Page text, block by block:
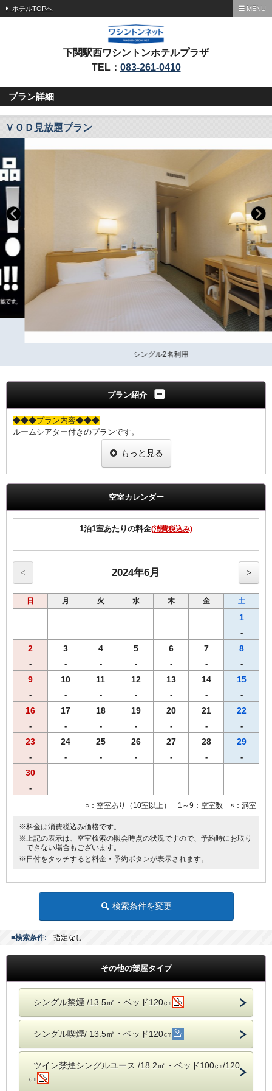
ホテルTOPへ MENU
下関駅西ワシントンホテルプラザ
TEL： 083-261-0410
プラン詳細
ＶＯＤ見放題プラン
シングル2名利用
プラン紹介
◆◆◆プラン内容◆◆◆
ルームシアター付きのプランです。
◎見たい時に視聴ができる！
◎早送り・巻き戻し可能！
※領収書にはルームシアター(VOD)の明細は載らず、ご宿泊代のみの
◆◆◆客室のご案内◆◆◆
●Wi-Fi・有線ＬＡＮ完備
●加湿空気清浄機完備
●洗浄機付きトイレ完備
●薄型液晶テレビ
◆◆◆貸出備品◆◆◆
●ズボンプレッサー
●電気スタンド
■館内にランドリーコーナー設置
もっと見る
空室カレンダー
1泊1室あたりの料金(消費税込み)
< 2024年6月 >
日 月 火 水 木 金 土
1
-
2
-
3
-
4
-
5
-
6
-
7
-
8
-
9
-
10
-
11
-
12
-
13
-
14
-
15
-
16
-
17
-
18
-
19
-
20
-
21
-
22
-
23
-
24
-
25
-
26
-
27
-
28
-
29
-
30
-
○：空室あり（10室以上） 1～9：空室数 ×：満室
※料金は消費税込み価格です。
※上記の表示は、空室検索の照会時点の状況ですので、予約時にお取り
できない場合もございます。
※日付をタッチすると料金・予約ボタンが表示されます。
検索条件を変更
■検索条件: 指定なし
その他の部屋タイプ
シングル禁煙 /13.5㎡・ベッド120㎝
シングル喫煙/ 13.5㎡・ベッド120㎝
ツイン禁煙シングルユース /18.2㎡・ベッド100㎝/120
㎝